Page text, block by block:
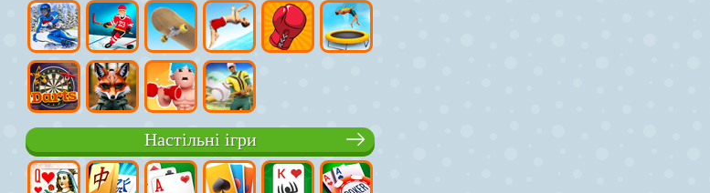
Настільні ігри